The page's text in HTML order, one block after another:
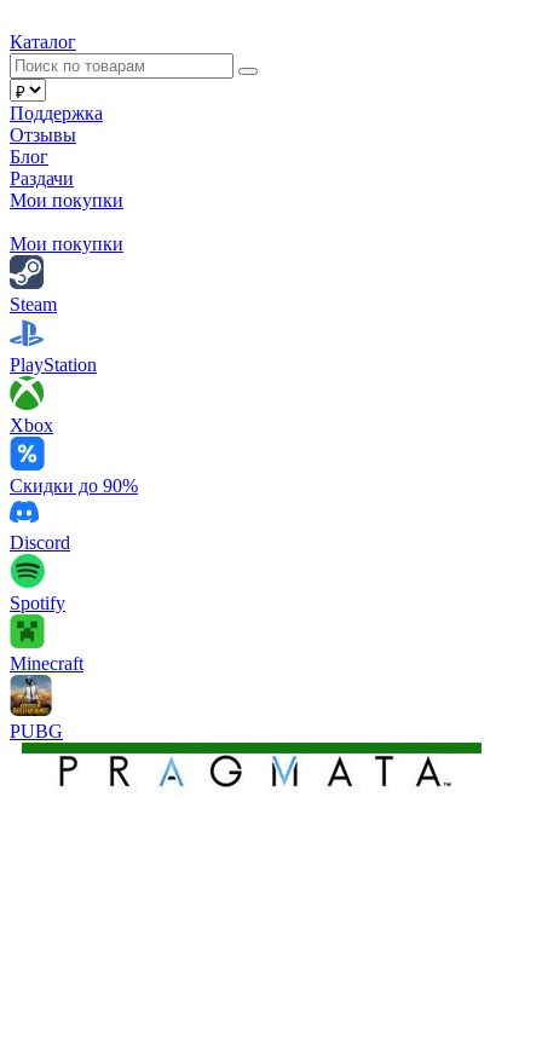
Каталог
Поддержка
Отзывы
Блог
Раздачи
Мои покупки
Мои покупки
Steam
PlayStation
Xbox
Скидки до 90%
Discord
Spotify
Minecraft
PUBG